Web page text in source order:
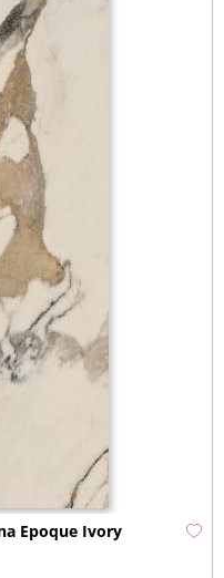
Epoque Ivory